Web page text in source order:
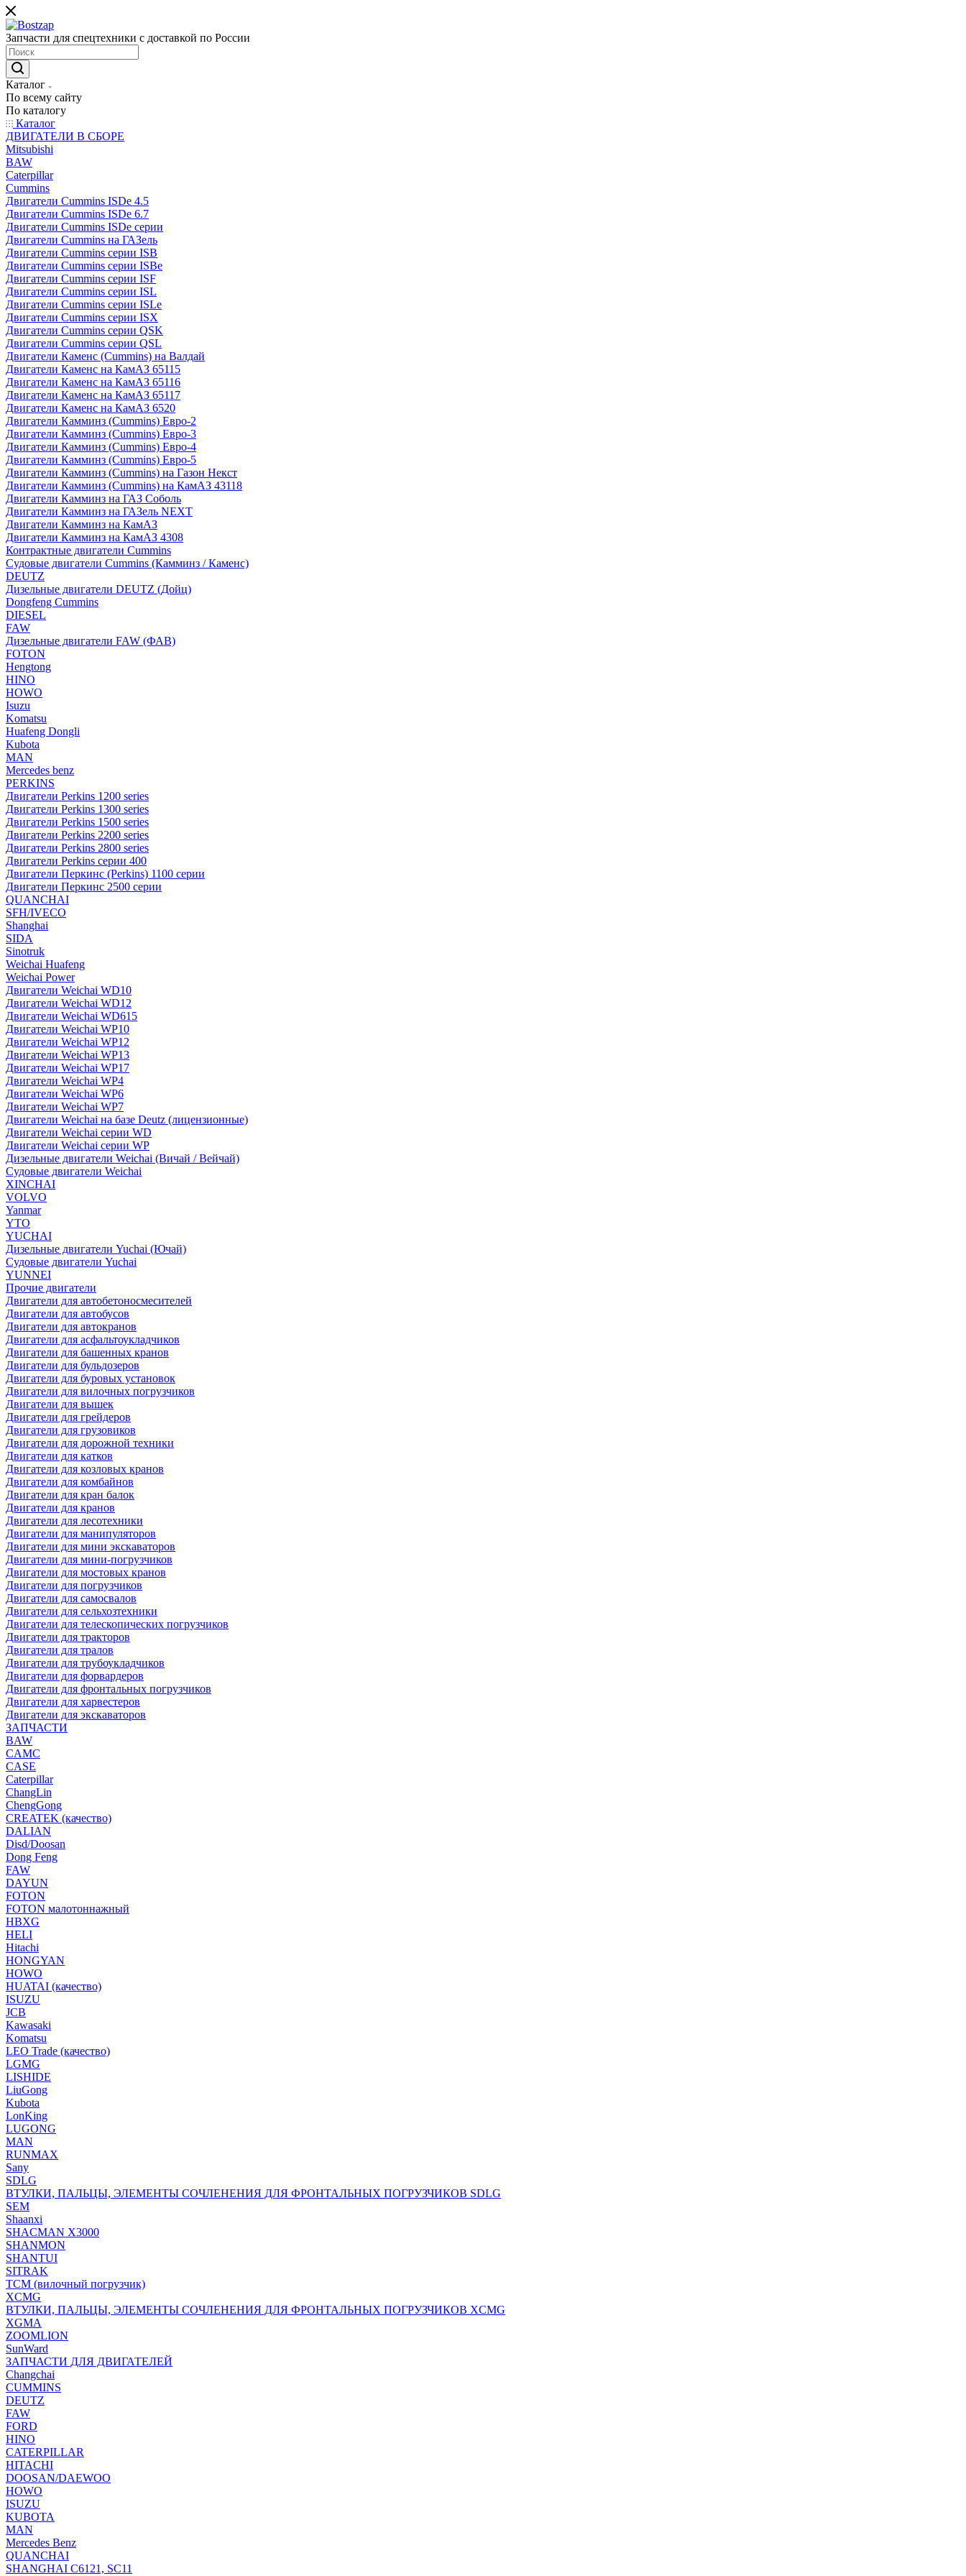
Запчасти для спецтехники с доставкой по России
Каталог
По всему сайту
По каталогу
Каталог
ДВИГАТЕЛИ В СБОРЕ
Mitsubishi
BAW
Caterpillar
Cummins
Двигатели Cummins ISDe 4.5
Двигатели Cummins ISDe 6.7
Двигатели Cummins ISDe серии
Двигатели Cummins на ГАЗель
Двигатели Cummins серии ISB
Двигатели Cummins серии ISBe
Двигатели Cummins серии ISF
Двигатели Cummins серии ISL
Двигатели Cummins серии ISLe
Двигатели Cummins серии ISX
Двигатели Cummins серии QSK
Двигатели Cummins серии QSL
Двигатели Каменс (Cummins) на Валдай
Двигатели Каменс на КамАЗ 65115
Двигатели Каменс на КамАЗ 65116
Двигатели Каменс на КамАЗ 65117
Двигатели Каменс на КамАЗ 6520
Двигатели Камминз (Cummins) Евро-2
Двигатели Камминз (Cummins) Евро-3
Двигатели Камминз (Cummins) Евро-4
Двигатели Камминз (Cummins) Евро-5
Двигатели Камминз (Cummins) на Газон Некст
Двигатели Камминз (Cummins) на КамАЗ 43118
Двигатели Камминз на ГАЗ Соболь
Двигатели Камминз на ГАЗель NEXT
Двигатели Камминз на КамАЗ
Двигатели Камминз на КамАЗ 4308
Контрактные двигатели Cummins
Судовые двигатели Cummins (Камминз / Каменс)
DEUTZ
Дизельные двигатели DEUTZ (Дойц)
Dongfeng Cummins
DIESEL
FAW
Дизельные двигатели FAW (ФАВ)
FOTON
Hengtong
HINO
HOWO
Isuzu
Komatsu
Huafeng Dongli
Kubota
MAN
Mercedes benz
PERKINS
Двигатели Perkins 1200 series
Двигатели Perkins 1300 series
Двигатели Perkins 1500 series
Двигатели Perkins 2200 series
Двигатели Perkins 2800 series
Двигатели Perkins серии 400
Двигатели Перкинс (Perkins) 1100 серии
Двигатели Перкинс 2500 серии
QUANCHAI
SFH/IVECO
Shanghai
SIDA
Sinotruk
Weichai Huafeng
Weichai Power
Двигатели Weichai WD10
Двигатели Weichai WD12
Двигатели Weichai WD615
Двигатели Weichai WP10
Двигатели Weichai WP12
Двигатели Weichai WP13
Двигатели Weichai WP17
Двигатели Weichai WP4
Двигатели Weichai WP6
Двигатели Weichai WP7
Двигатели Weichai на базе Deutz (лицензионные)
Двигатели Weichai серии WD
Двигатели Weichai серии WP
Дизельные двигатели Weichai (Вичай / Вейчай)
Судовые двигатели Weichai
XINCHAI
VOLVO
Yanmar
YTO
YUCHAI
Дизельные двигатели Yuchai (Ючай)
Судовые двигатели Yuchai
YUNNEI
Прочие двигатели
Двигатели для автобетоносмесителей
Двигатели для автобусов
Двигатели для автокранов
Двигатели для асфальтоукладчиков
Двигатели для башенных кранов
Двигатели для бульдозеров
Двигатели для буровых установок
Двигатели для вилочных погрузчиков
Двигатели для вышек
Двигатели для грейдеров
Двигатели для грузовиков
Двигатели для дорожной техники
Двигатели для катков
Двигатели для козловых кранов
Двигатели для комбайнов
Двигатели для кран балок
Двигатели для кранов
Двигатели для лесотехники
Двигатели для манипуляторов
Двигатели для мини экскаваторов
Двигатели для мини-погрузчиков
Двигатели для мостовых кранов
Двигатели для погрузчиков
Двигатели для самосвалов
Двигатели для сельхозтехники
Двигатели для телескопических погрузчиков
Двигатели для тракторов
Двигатели для тралов
Двигатели для трубоукладчиков
Двигатели для форвардеров
Двигатели для фронтальных погрузчиков
Двигатели для харвестеров
Двигатели для экскаваторов
ЗАПЧАСТИ
BAW
CAMC
CASE
Caterpillar
ChangLin
ChengGong
CREATEK (качество)
DALIAN
Disd/Doosan
Dong Feng
FAW
DAYUN
FOTON
FOTON малотоннажный
HBXG
HELI
Hitachi
HONGYAN
HOWO
HUATAI (качество)
ISUZU
JCB
Kawasaki
Komatsu
LEO Trade (качество)
LGMG
LISHIDE
LiuGong
Kubota
LonKing
LUGONG
MAN
RUNMAX
Sany
SDLG
ВТУЛКИ, ПАЛЬЦЫ, ЭЛЕМЕНТЫ СОЧЛЕНЕНИЯ ДЛЯ ФРОНТАЛЬНЫХ ПОГРУЗЧИКОВ SDLG
SEM
Shaanxi
SHACMAN X3000
SHANMON
SHANTUI
SITRAK
TCM (вилочный погрузчик)
XCMG
ВТУЛКИ, ПАЛЬЦЫ, ЭЛЕМЕНТЫ СОЧЛЕНЕНИЯ ДЛЯ ФРОНТАЛЬНЫХ ПОГРУЗЧИКОВ XCMG
XGMA
ZOOMLION
SunWard
ЗАПЧАСТИ ДЛЯ ДВИГАТЕЛЕЙ
Changchai
CUMMINS
DEUTZ
FAW
FORD
HINO
CATERPILLAR
HITACHI
DOOSAN/DAEWOO
HOWO
ISUZU
KUBOTA
MAN
Mercedes Benz
QUANCHAI
SHANGHAI C6121, SC11